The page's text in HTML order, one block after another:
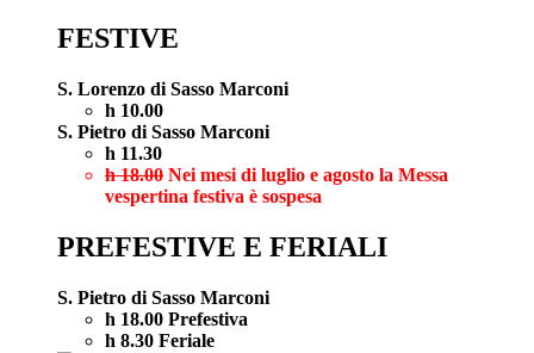
FESTIVE
S. Lorenzo di Sasso Marconi
h 10.00
S. Pietro di Sasso Marconi
h 11.30
h 18.00 Nei mesi di luglio e agosto la Messa
vespertina festiva è sospesa
PREFESTIVE E FERIALI
S. Pietro di Sasso Marconi
h 18.00 Prefestiva
h 8.30 Feriale